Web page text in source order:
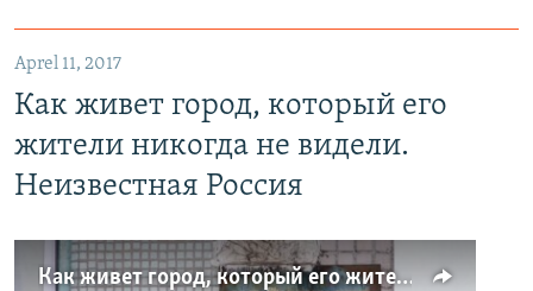
Aprel 11, 2017
Как живет город, который его
жители никогда не видели.
Неизвестная Россия
Как живет город, который его жители никогда не видели. Неизвестная Россия